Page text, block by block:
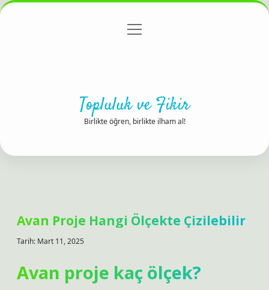
Gizlilik Politikası
menüyü
Topluluk ve Fikir
Birlikte öğren, birlikte ilham al!
Avan Proje Hangi Ölçekte Çizilebilir
Tarih: Mart 11, 2025
Avan proje kaç ölçek?